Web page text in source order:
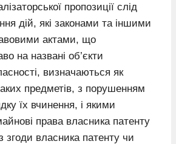
пропозиції слід
дій, які законами та іншими
актами, що
на названі об’єкти
визначаються як
предметів, з порушенням
їх вчинення, і якими
права власника патенту
згоди власника патенту чи